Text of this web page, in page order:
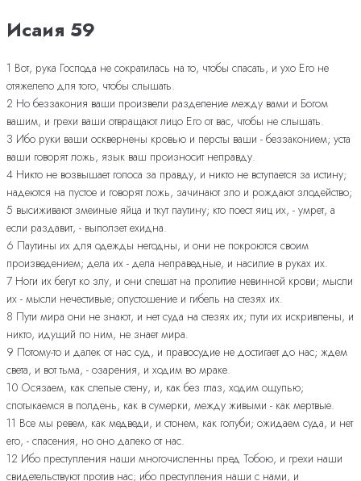
Исаия 59
1 Вот, рука Господа не сократилась на то, чтобы спасать, и ухо Его не
отяжелело для того, чтобы слышать.
2 Но беззакония ваши произвели разделение между вами и Богом
вашим, и грехи ваши отвращают лицо Его от вас, чтобы не слышать.
3 Ибо руки ваши осквернены кровью и персты ваши - беззаконием; уста
ваши говорят ложь, язык ваш произносит неправду.
4 Никто не возвышает голоса за правду, и никто не вступается за истину;
надеются на пустое и говорят ложь, зачинают зло и рождают злодейство;
5 высиживают змеиные яйца и ткут паутину; кто поест яиц их, - умрет, а
если раздавит, - выползет ехидна.
6 Паутины их для одежды негодны, и они не покроются своим
произведением; дела их - дела неправедные, и насилие в руках их.
7 Ноги их бегут ко злу, и они спешат на пролитие невинной крови; мысли
их - мысли нечестивые; опустошение и гибель на стезях их.
8 Пути мира они не знают, и нет суда на стезях их; пути их искривлены, и
никто, идущий по ним, не знает мира.
9 Потому-то и далек от нас суд, и правосудие не достигает до нас; ждем
света, и вот тьма, - озарения, и ходим во мраке.
10 Осязаем, как слепые стену, и, как без глаз, ходим ощупью;
спотыкаемся в полдень, как в сумерки, между живыми - как мертвые.
11 Все мы ревем, как медведи, и стонем, как голуби; ожидаем суда, и нет
его, - спасения, но оно далеко от нас.
12 Ибо преступления наши многочисленны пред Тобою, и грехи наши
свидетельствуют против нас; ибо преступления наши с нами, и